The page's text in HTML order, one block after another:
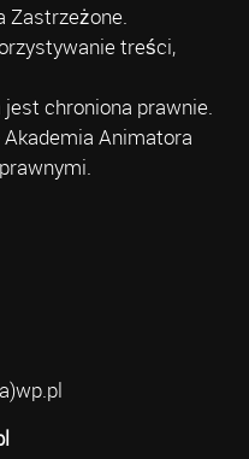
Zastrzeżone.
treści,
chroniona prawnie.
Animatora